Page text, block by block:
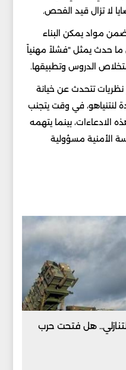
لا تزال قيد الفحص.
مواد يمكن البناء
ما حدث يمثل "فشلاً مهنياً
الدروس وتطبيقها.
نظريات تتحدث عن خيانة
لنتنياهو، في وقت يتجنب
الادعاءات، بينما يتهمه
الأمنية مسؤولية
هل فتحت حرب